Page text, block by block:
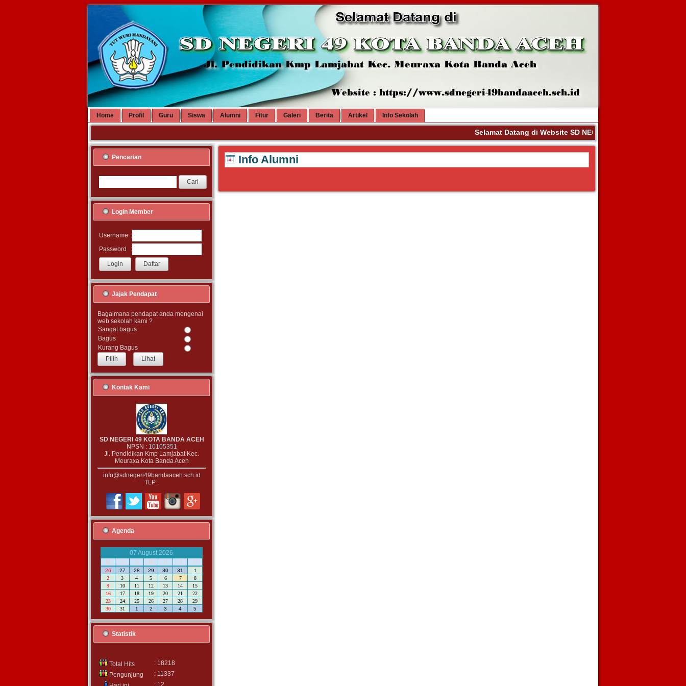
Home Profil Guru Siswa Alumni Fitur Galeri Berita Artikel Info Sekolah
Selamat Datang di Website SD NEGERI 49 KOTA BANDA
Pencarian
Login Member
Username :
Password
:
Jajak Pendapat
Bagaimana pendapat anda mengenai
web sekolah kami ?
Sangat bagus
Bagus
Kurang Bagus
Lihat
Kontak Kami
SD NEGERI 49 KOTA BANDA ACEH
NPSN : 10105351
Jl. Pendidikan Kmp Lamjabat Kec.
Meuraxa Kota Banda Aceh
info@sdnegeri49bandaaceh.sch.id
TLP :
Agenda
07 August 2026
M
S S R K J S
26 27 28 29 30 31
1
2
3 4 5 6 7
8
9
10 11 12 13 14
15
16
17 18 19 20 21
22
23
24 25 26 27 28
29
30
31 1 2 3 4 5
Statistik
Total Hits
: 18218
Pengunjung
: 11337
: 12
Info Alumni